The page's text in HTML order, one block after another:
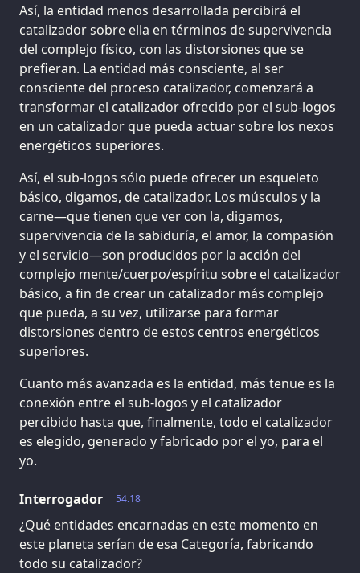
Así, la entidad menos desarrollada percibirá el
catalizador sobre ella en términos de supervivencia
del complejo físico, con las distorsiones que se
prefieran. La entidad más consciente, al ser
consciente del proceso catalizador, comenzará a
transformar el catalizador ofrecido por el sub-logos
en un catalizador que pueda actuar sobre los nexos
energéticos superiores.
Así, el sub-logos sólo puede ofrecer un esqueleto
básico, digamos, de catalizador. Los músculos y la
carne—que tienen que ver con la, digamos,
supervivencia de la sabiduría, el amor, la compasión
y el servicio—son producidos por la acción del
complejo mente/cuerpo/espíritu sobre el catalizador
básico, a fin de crear un catalizador más complejo
que pueda, a su vez, utilizarse para formar
distorsiones dentro de estos centros energéticos
superiores.
Cuanto más avanzada es la entidad, más tenue es la
conexión entre el sub-logos y el catalizador
percibido hasta que, finalmente, todo el catalizador
es elegido, generado y fabricado por el yo, para el
yo.
54.18
Interrogador
¿Qué entidades encarnadas en este momento en
este planeta serían de esa Categoría, fabricando
todo su catalizador?